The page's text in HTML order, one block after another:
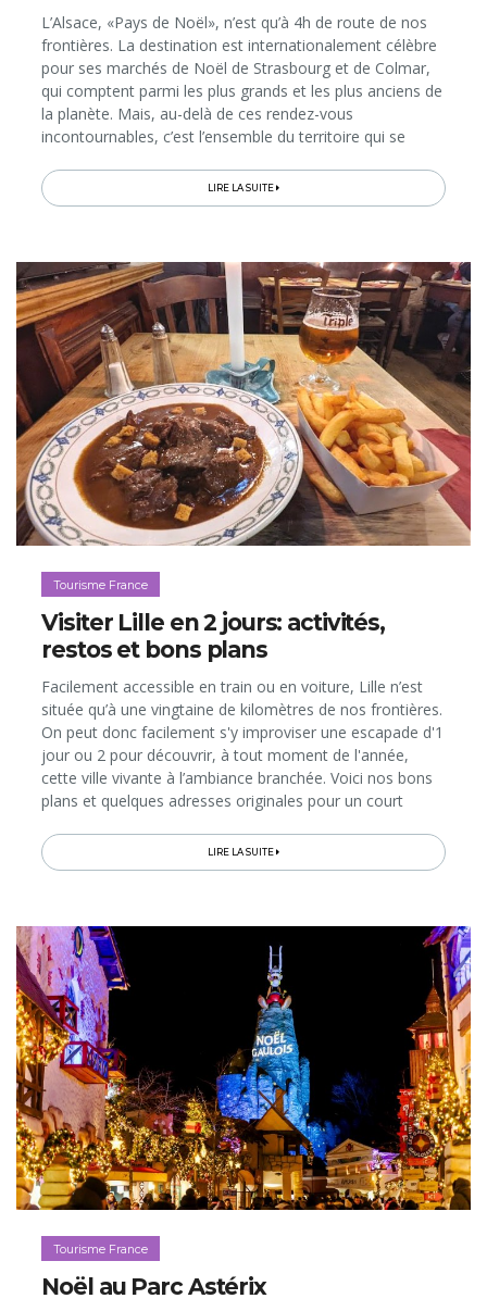
L’Alsace, «Pays de Noël», n’est qu’à 4h de route de nos
frontières. La destination est internationalement célèbre
pour ses marchés de Noël de Strasbourg et de Colmar,
qui comptent parmi les plus grands et les plus anciens de
la planète. Mais, au-delà de ces rendez-vous
incontournables, c’est l’ensemble du territoire qui se
on peut vivre...
LIRE LA SUITE
Tourisme France
Visiter Lille en 2 jours: activités,
restos et bons plans
Facilement accessible en train ou en voiture, Lille n’est
située qu’à une vingtaine de kilomètres de nos frontières.
On peut donc facilement s'y improviser une escapade d'1
jour ou 2 pour découvrir, à tout moment de l'année,
cette ville vivante à l’ambiance branchée. Voici nos bons
plans et quelques adresses originales pour un court
LIRE LA SUITE
Tourisme France
Noël au Parc Astérix